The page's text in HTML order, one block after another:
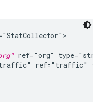
ref="org"
ref="traffic"